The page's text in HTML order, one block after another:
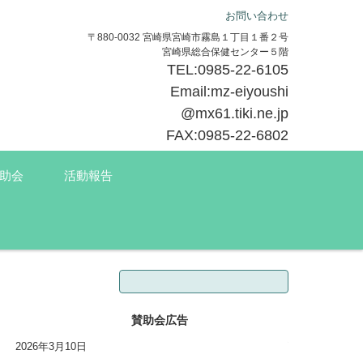
お問い合わせ
〒880-0032 宮崎県宮崎市霧島１丁目１番２号
宮崎県総合保健センター５階
TEL:0985-22-6105
Email:mz-eiyoushi
@mx61.tiki.ne.jp
FAX:0985-22-6802
会 活動報告
2026年3月10日
検索:
賛助会広告